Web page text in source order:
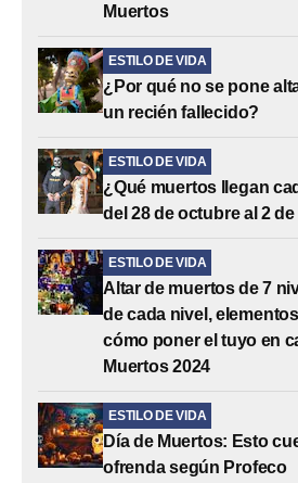
Muertos
ESTILO DE VIDA
¿Por qué no se pone
un recién fallecido?
ESTILO DE VIDA
¿Qué muertos llegan
del 28 de octubre al 2
ESTILO DE VIDA
Altar de muertos de 7
de cada nivel,
cómo poner el tuyo en
Muertos 2024
ESTILO DE VIDA
Día de Muertos: Esto
ofrenda según Profeco